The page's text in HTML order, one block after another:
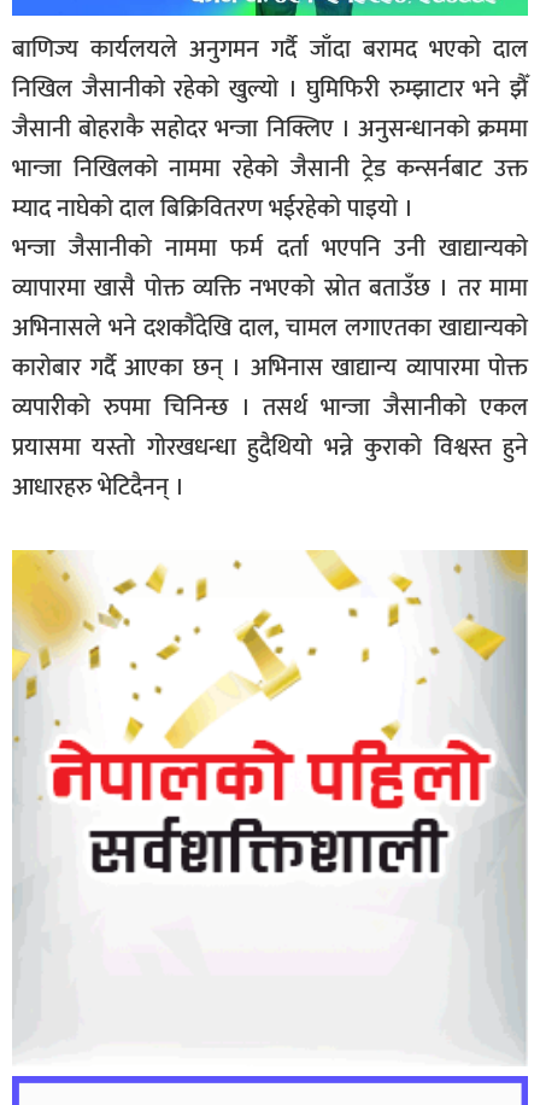
बाणिज्य कार्यलयले अनुगमन गर्दै जाँदा बरामद भएको दाल
निखिल जैसानीको रहेको खुल्यो । घुमिफिरी रुम्झाटार भने झैँ
जैसानी बोहराकै सहोदर भन्जा निक्लिए । अनुसन्धानको क्रममा
भान्जा निखिलको नाममा रहेको जैसानी ट्रेड कन्सर्नबाट उक्त
म्याद नाघेको दाल बिक्रिवितरण भईरहेको पाइयो ।
भन्जा जैसानीको नाममा फर्म दर्ता भएपनि उनी खाद्यान्यको
व्यापारमा खासै पोक्त व्यक्ति नभएको स्रोत बताउँछ । तर मामा
अभिनासले भने दशकौंदेखि दाल, चामल लगाएतका खाद्यान्यको
कारोबार गर्दै आएका छन् । अभिनास खाद्यान्य व्यापारमा पोक्त
व्यपारीको रुपमा चिनिन्छ । तसर्थ भान्जा जैसानीको एकल
प्रयासमा यस्तो गोरखधन्धा हुदैथियो भन्ने कुराको विश्वस्त हुने
आधारहरु भेटिदैनन् ।